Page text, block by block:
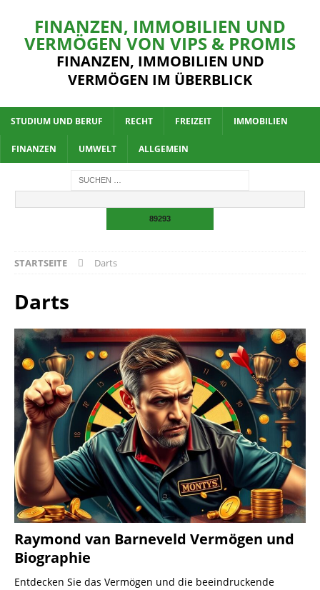
FINANZEN, IMMOBILIEN UND
VERMÖGEN VON VIPS & PROMIS
FINANZEN, IMMOBILIEN UND
VERMÖGEN IM ÜBERBLICK
STUDIUM UND BERUF RECHT FREIZEIT IMMOBILIEN
FINANZEN UMWELT ALLGEMEIN
STARTSEITE Darts
Darts
Raymond van Barneveld Vermögen und
Biographie
Entdecken Sie das Vermögen und die beeindruckende